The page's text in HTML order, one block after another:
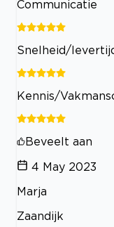
Communicatie
Snelheid/
Kennis/
Beveelt aan
4 May 2023
Marja
Zaandijk